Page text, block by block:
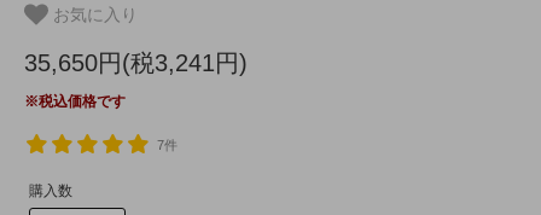
お気に入り
35,650円(税3,241円)
※税込価格です
7件
購入数